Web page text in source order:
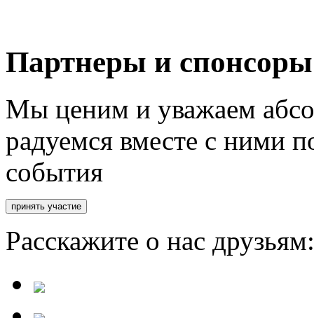
Партнеры и спонсоры
Мы ценим и уважаем
радуемся вместе с ними
события
Расскажите о нас